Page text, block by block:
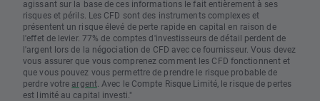
agissant sur la base de ces informations le fait entièrement à ses
risques et périls. Les CFD sont des instruments complexes et
présentent un risque élevé de perte rapide en capital en raison de
l'effet de levier. 77% de comptes d'investisseurs de détail perdent de
l'argent lors de la négociation de CFD avec ce fournisseur. Vous devez
vous assurer que vous comprenez comment les CFD fonctionnent et
que vous pouvez vous permettre de prendre le risque probable de
perdre votre argent. Avec le Compte Risque Limité, le risque de pertes
est limité au capital investi."